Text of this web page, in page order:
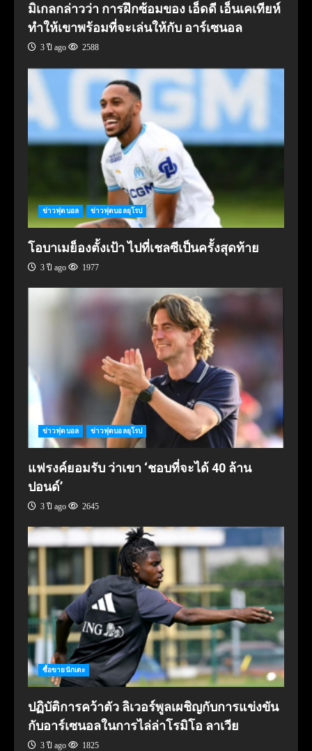
มิเกลกล่าวว่า การฝึกซ้อมของ เอ็ดดี เอ็นเคเทียห์
ทำให้เขาพร้อมที่จะเล่นให้กับ อาร์เซนอล
3 ปี ago 2588
ข่าวฟุตบอล ข่าวฟุตบอลยุโรป
โอบาเมย็องตั้งเป้า ไปที่เชลซีเป็นครั้งสุดท้าย
3 ปี ago 1977
ข่าวฟุตบอล ข่าวฟุตบอลยุโรป
แฟรงค์ยอมรับ ว่าเขา ‘ชอบที่จะได้ 40 ล้าน
ปอนด์’
3 ปี ago 2645
ซื้อขายนักเตะ
ปฏิบัติการคว้าตัว ลิเวอร์พูลเผชิญกับการแข่งขัน
กับอาร์เซนอลในการไล่ล่าโรมิโอ ลาเวีย
3 ปี ago 1825